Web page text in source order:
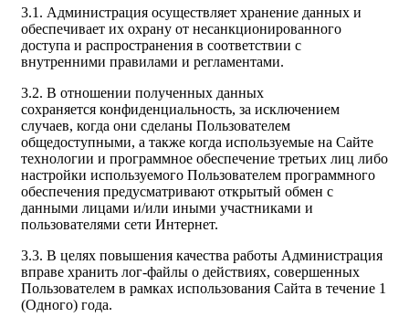
3.1. Администрация осуществляет хранение данных и
обеспечивает их охрану от несанкционированного
доступа и распространения в соответствии с
внутренними правилами и регламентами.
3.2. В отношении полученных данных
сохраняется конфиденциальность, за исключением
случаев, когда они сделаны Пользователем
общедоступными, а также когда используемые на Сайте
технологии и программное обеспечение третьих лиц либо
настройки используемого Пользователем программного
обеспечения предусматривают открытый обмен с
данными лицами и/или иными участниками и
пользователями сети Интернет.
3.3. В целях повышения качества работы Администрация
вправе хранить лог-файлы о действиях, совершенных
Пользователем в рамках использования Сайта в течение 1
(Одного) года.